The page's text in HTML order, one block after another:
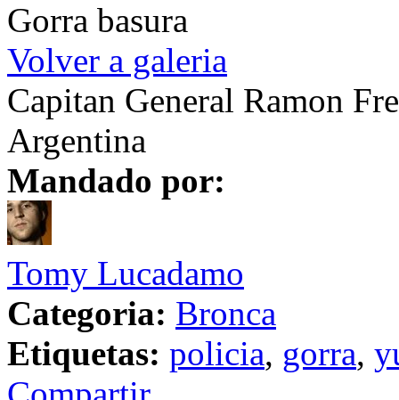
Gorra basura
Volver a galeria
Capitan General Ramon
Argentina
Mandado por:
Tomy Lucadamo
Categoria: Bronca
Etiquetas: policia, gorra,